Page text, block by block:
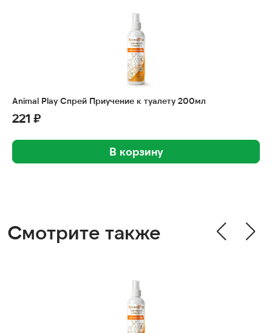
Animal Play Спрей Приучение к туалету 200мл
221 ₽
В корзину
Смотрите также